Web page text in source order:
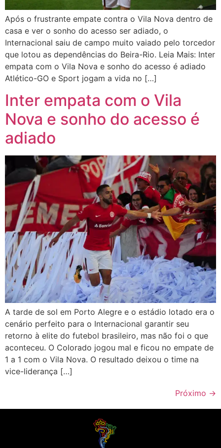
Após o frustrante empate contra o Vila Nova dentro de
casa e ver o sonho do acesso ser adiado, o
Internacional saiu de campo muito vaiado pelo torcedor
que lotou as dependências do Beira-Rio. Leia Mais: Inter
empata com o Vila Nova e sonho do acesso é adiado
Atlético-GO e Sport jogam a vida no […]
Inter empata com o Vila
Nova e sonho do acesso é
adiado
A tarde de sol em Porto Alegre e o estádio lotado era o
cenário perfeito para o Internacional garantir seu
retorno à elite do futebol brasileiro, mas não foi o que
aconteceu. O Colorado jogou mal e ficou no empate de
1 a 1 com o Vila Nova. O resultado deixou o time na
vice-liderança […]
Próximo →